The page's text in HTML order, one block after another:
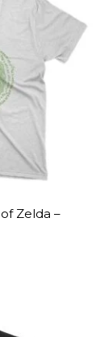
Zelda –